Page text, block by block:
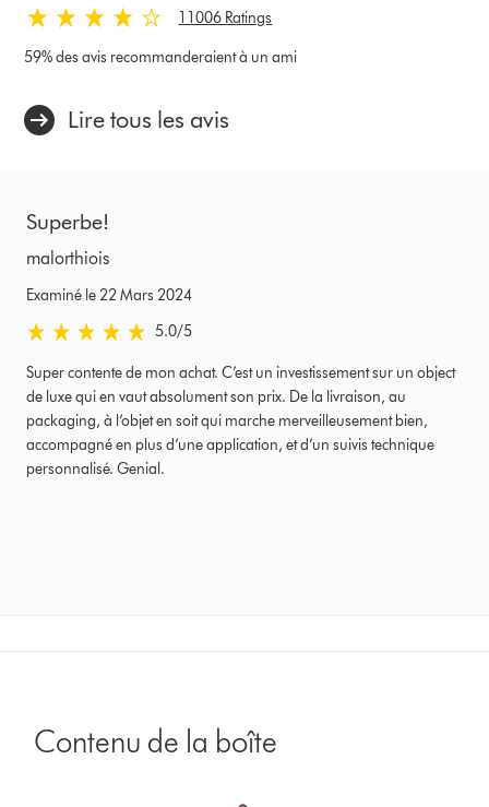
11006 Ratings
59% des avis recommanderaient à un ami
Lire tous les avis
Superbe!
malorthiois
Examiné le 22 Mars 2024
5.0 étoiles sur 5 de Examiné le 22 Mars 2024 Ratings
5.0/5
Super contente de mon achat. C’est un investissement sur un object
de luxe qui en vaut absolument son prix. De la livraison, au
packaging, à l’objet en soit qui marche merveilleusement bien,
accompagné en plus d’une application, et d’un suivis technique
personnalisé. Genial.
Contenu de la boîte